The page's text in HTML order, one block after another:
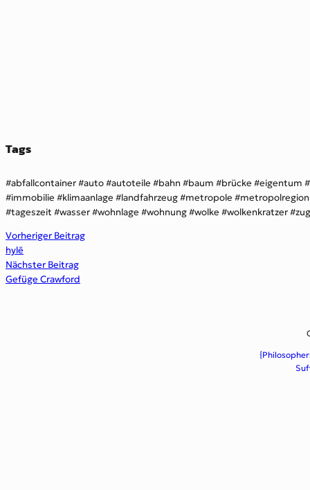
Tags
abfallcontainer auto autoteile bahn baum brücke
eigentum
immobilie
klimaanlage landfahrzeug metropole
metropolregion
tageszeit
wasser wohnlage wohnung wolke wolkenkratzer zug
Vorheriger Beitrag
hylē
Nächster Beitrag
Gefüge Crawford